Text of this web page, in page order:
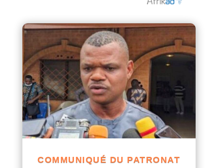
COMMUNIQUÉ DU PATRONAT